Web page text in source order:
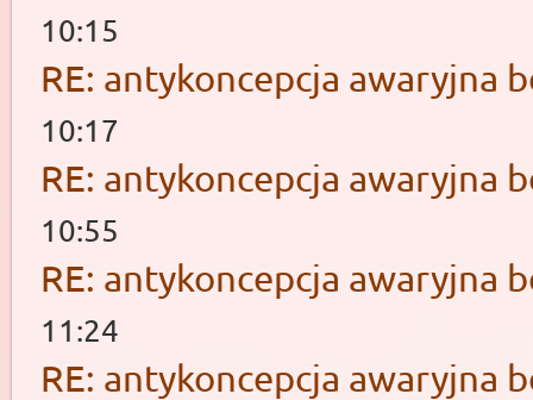
10:15
RE: antykoncepcja awaryjna
10:17
RE: antykoncepcja awaryjna
10:55
RE: antykoncepcja awaryjna
11:24
RE: antykoncepcja awaryjna